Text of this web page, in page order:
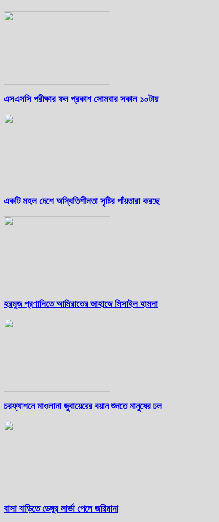
এসএসসি পরীক্ষার ফল প্রকাশ সোমবার সকাল ১০টায়
একটি মহল দেশে অস্থিতিশীলতা সৃষ্টির পাঁয়তারা করছে
হরমুজ প্রণালিতে আমিরাতের জাহাজে মিসাইল হামলা
চরফ্যাশনে মাওলানা জুবায়েরের বয়ান শুনতে মানুষের ঢল
বাসা বাড়িতে ডেঙ্গুর লার্ভা পেলে জরিমানা